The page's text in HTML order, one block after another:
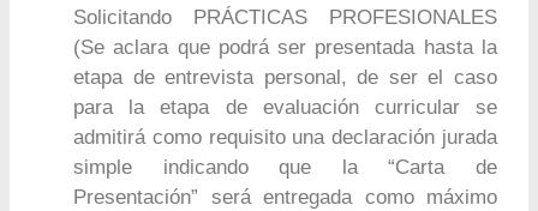
Solicitando PRÁCTICAS PROFESIONALES
(Se aclara que podrá ser presentada hasta la
etapa de entrevista personal, de ser el caso
para la etapa de evaluación curricular se
admitirá como requisito una declaración jurada
simple indicando que la “Carta de
Presentación” será entregada como máximo